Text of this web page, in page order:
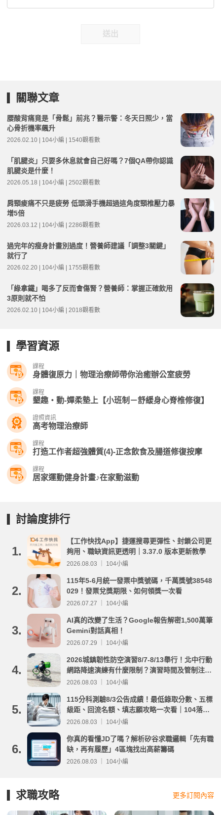
送出
關聯文章
腰酸背痛竟是「骨鬆」前兆？醫示警：冬天日照少，當
心骨折機率飆升
2026.02.10 | 104小編 | 1540觀看數
「肌腱炎」只要多休息就會自己好嗎？7個QA帶你認識
肌腱炎是什麼！
2026.05.18 | 104小編 | 2502觀看數
肩頸痠痛不只是疲勞 低頭滑手機超過這角度頸椎壓力暴
增5倍
2026.03.12 | 104小編 | 2286觀看數
過完年的瘦身計畫別過度！營養師建議「調整3關鍵」
就行了
2026.02.20 | 104小編 | 1755觀看數
「綠拿鐵」喝多了反而會傷腎？營養師：掌握正確飲用
3原則就不怕
2026.02.10 | 104小編 | 2018觀看數
學習資源
課程
身體復原力｜物理治療師帶你治癒辦公室疲勞
課程
墾趣‧動-嬋柔墊上【小班制－舒緩身心脊椎修復】
證照資訊
高考物理治療師
課程
打造工作者超強體質(4)-正念飲食及腸道修復按摩
課程
居家運動健身計畫♪在家動滋動
討論度排行
1.
【工作快找App】捷運搜尋更彈性、封鎖公司更
夠用、職缺資訊更透明｜3.37.0 版本更新教學
2026.08.03 ｜ 104小編
2.
115年5-6月統一發票中獎號碼，千萬獎號38548
029！發票兌獎期限、如何領獎一次看
2026.07.27 ｜ 104小編
3.
AI真的改變了生活？Google報告解密1,500萬筆
Gemini對話真相！
2026.07.29 ｜ 104小編
4.
2026城鎮韌性防空演習8/7-8/13舉行！北中行動
網路降速演練有什麼限制？演習時間及管制注意
事項整理
2026.08.03 ｜ 104小編
5.
115分科測驗8/3公告成績！最低錄取分數、五標
級距、回流名額、填志願攻略一次看｜104落點
分析
2026.08.03 ｜ 104小編
6.
你真的看懂JD了嗎？解析矽谷求職邏輯「先有職
缺，再有履歷」4區塊找出高薪籌碼
2026.08.03 ｜ 104小編
求職攻略 更多訂閱內容